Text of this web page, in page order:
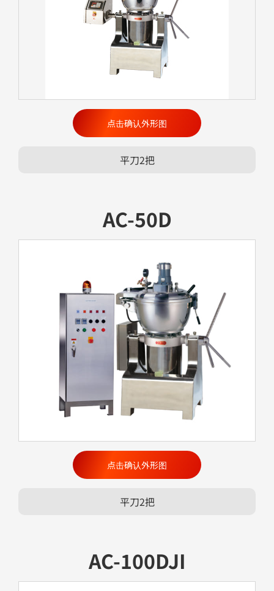
点击确认外形图
平刀2把
AC-50D
点击确认外形图
平刀2把
AC-100DJI